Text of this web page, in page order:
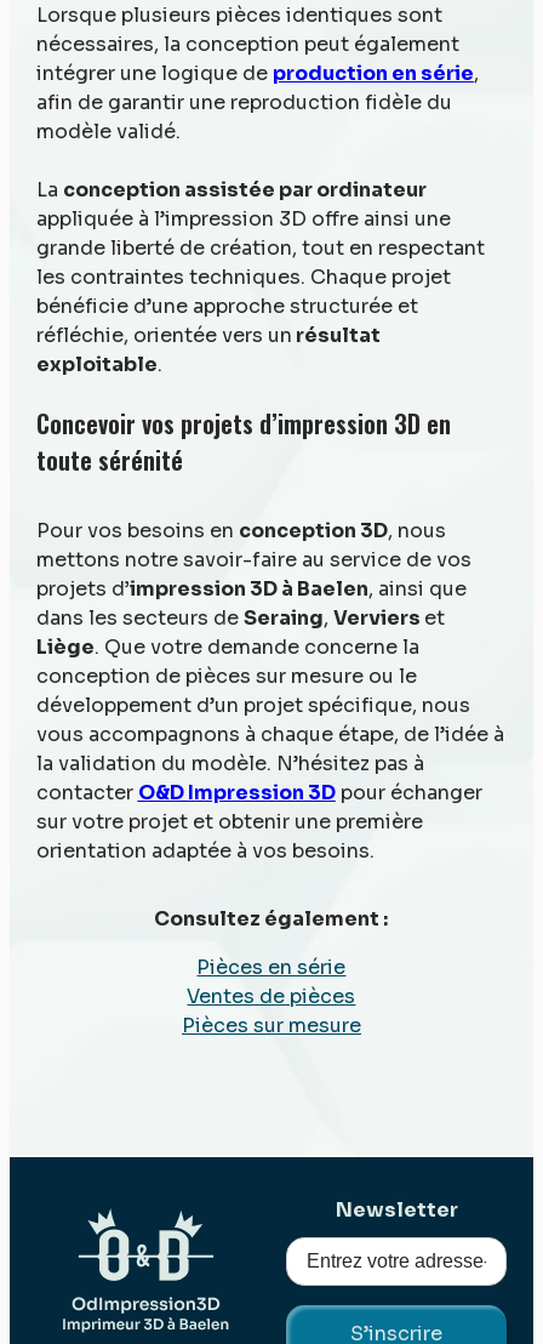
Lorsque plusieurs pièces identiques sont
nécessaires, la conception peut également
intégrer une logique de production en série,
afin de garantir une reproduction fidèle du
modèle validé.
La conception assistée par ordinateur
appliquée à l’impression 3D offre ainsi une
grande liberté de création, tout en respectant
les contraintes techniques. Chaque projet
bénéficie d’une approche structurée et
réfléchie, orientée vers un résultat
exploitable.
Concevoir vos projets d’impression 3D en
toute sérénité
Pour vos besoins en conception 3D, nous
mettons notre savoir-faire au service de vos
projets d’impression 3D à Baelen, ainsi que
dans les secteurs deSeraing, Verviers et
Liège. Que votre demande concerne la
conception de pièces sur mesure ou le
développement d’un projet spécifique, nous
vous accompagnons à chaque étape, de l’idée à
la validation du modèle. N’hésitez pas à
contacter O&D Impression 3Dpour échanger
sur votre projet et obtenir une première
orientation adaptée à vos besoins.
Consultez également :
Pièces en série
Ventes de pièces
Pièces sur mesure
Newsletter